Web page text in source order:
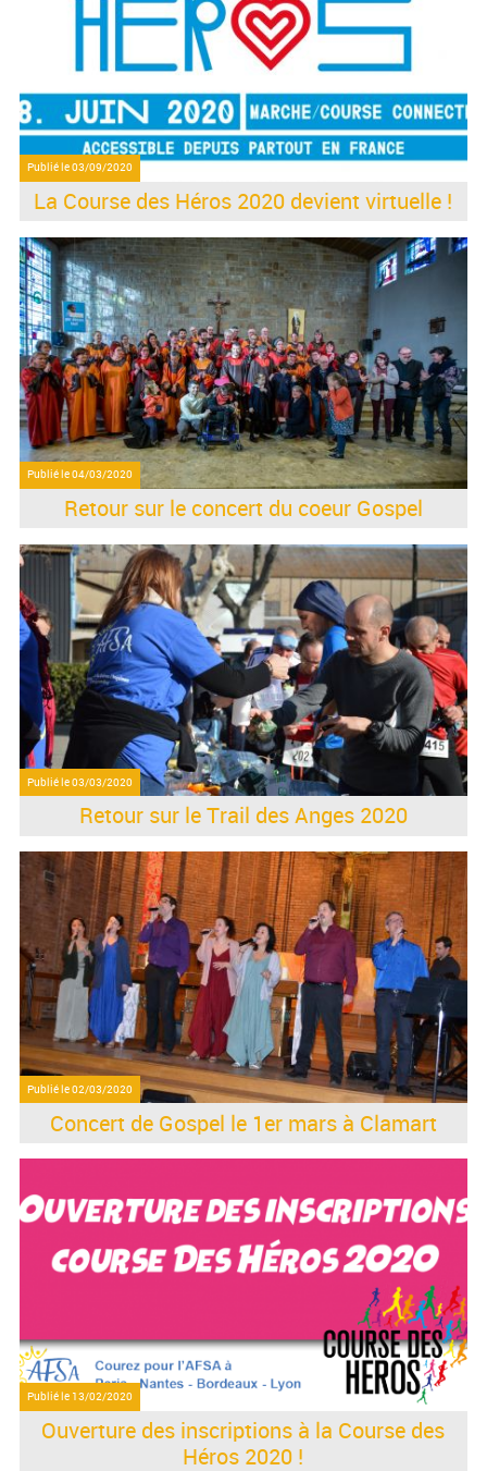
Publié le03/09/2020
La Course des Héros 2020 devient virtuelle !
Publié le04/03/2020
Retour sur le concert du coeur Gospel
Publié le03/03/2020
Retour sur le Trail des Anges 2020
Publié le02/03/2020
Concert de Gospel le 1er mars à Clamart
Publié le 13/02/2020
Ouverture des inscriptions à la Course des
Héros 2020 !